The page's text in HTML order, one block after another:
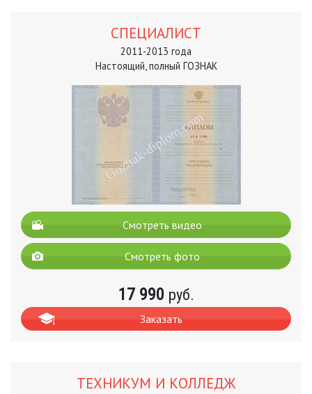
СПЕЦИАЛИСТ
2011-2013 года
Настоящий, полный ГОЗНАК
Смотреть видео
Смотреть фото
17 990 руб.
Заказать
ТЕХНИКУМ И КОЛЛЕДЖ